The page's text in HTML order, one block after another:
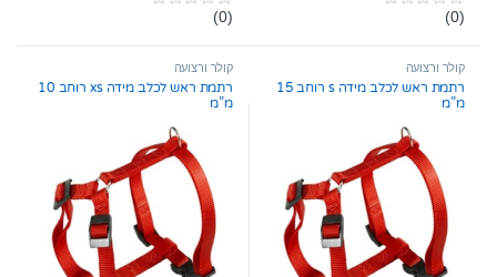
0
t
o
f
5
(0)
0
t
o
f
5
(0)
קולר ורצועה
רתמת ראש לכלב מידה s רוחב 15
מ”מ
קולר ורצועה
רתמת ראש לכלב מידה xs רוחב 10
מ”מ